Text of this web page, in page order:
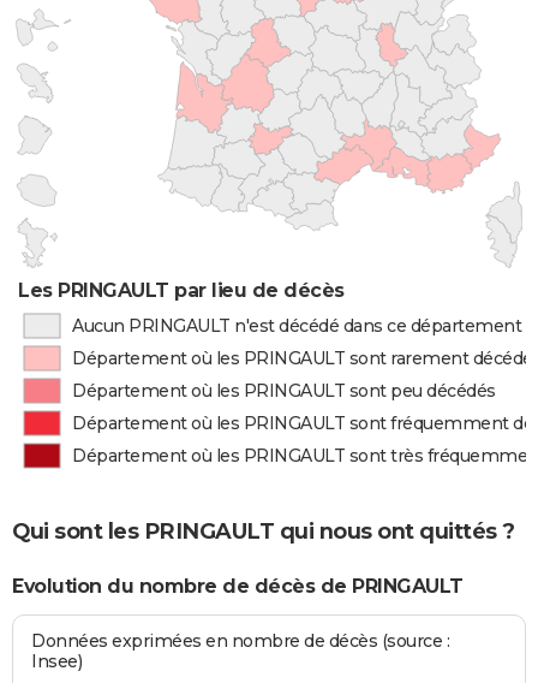
Les PRINGAULT par lieu de décès
Aucun PRINGAULT n'est décédé dans ce département
Département où les PRINGAULT sont rarement
Département où les PRINGAULT sont peu décédés
Département où les PRINGAULT sont fréquemment
Département où les PRINGAULT sont très
Qui sont les PRINGAULT qui nous ont quittés ?
Evolution du nombre de décès de PRINGAULT
Données exprimées en nombre de décès (source :
Insee)